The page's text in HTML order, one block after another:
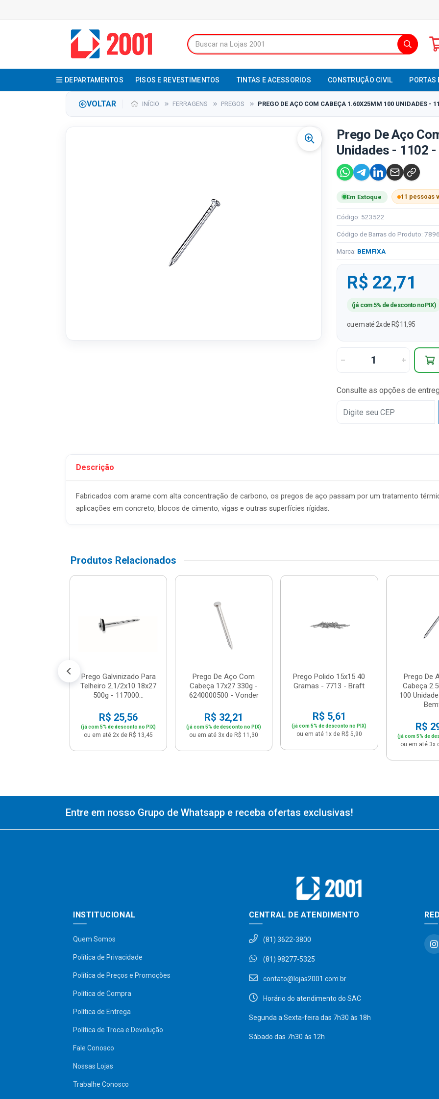
DEPARTAMENTOS PISOS E REVESTIMENTOS TINTAS E ACESSORIOS CONSTRUÇÃO CIVIL PORTAS
VOLTAR INÍCIO FERRAGENS PREGOS PREGO DE AÇO COM CABEÇA 1.60X25MM 100 UNIDADES -
Prego De Aço
Unidades - 1102
Em Estoque 11 pessoas
Código: 523522
Código de Barras do Produto:
Marca: BEMFIXA
R$ 22,71
(já com 5% de desconto no PIX)
ou em até 2x de R$ 11,95
Consulte as opções de
Descrição
Fabricados com arame com alta concentração de carbono, os pregos de aço passam por um tratamento
aplicações em concreto, blocos de cimento, vigas e outras superfícies rígidas.
Produtos Relacionados
Prego Galvinizado Para
Telheiro 2.1/2x10 18x27
500g - 117000...
R$ 25,56
(já com 5% de desconto no PIX)
ou em até 2x de R$ 13,45
Prego De Aço Com
Cabeça 17x27 330g -
6240000500 - Vonder
R$ 32,21
(já com 5% de desconto no PIX)
ou em até 3x de R$ 11,30
Prego Polido 15x15 40
Gramas - 7713 - Braft
R$ 5,61
(já com 5% de desconto no PIX)
ou em até 1x de R$ 5,90
Prego De
Cabeça
100
R$
(já com 5% de
ou em até 3x
Entre em nosso Grupo de Whatsapp e receba ofertas exclusivas!
INSTITUCIONAL
Quem Somos
Política de Privacidade
Política de Preços e Promoções
Política de Compra
Política de Entrega
Política de Troca e Devolução
Fale Conosco
Nossas Lojas
Trabalhe Conosco
CENTRAL DE ATENDIMENTO
(81) 3622-3800
(81) 98277-5325
contato@lojas2001.com.br
Horário do atendimento do SAC
Segunda a Sexta-feira das 7h30 às 18h
Sábado das 7h30 às 12h